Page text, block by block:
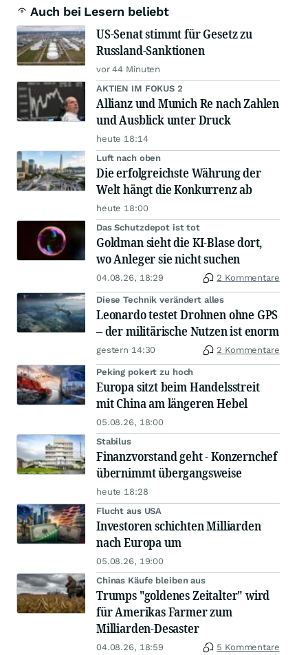
Auch bei Lesern beliebt
US-Senat stimmt für Gesetz zu
Russland-Sanktionen
vor 44 Minuten
AKTIEN IM FOKUS 2
Allianz und Munich Re nach Zahlen
und Ausblick unter Druck
heute 18:14
Luft nach oben
Die erfolgreichste Währung der
Welt hängt die Konkurrenz ab
heute 18:00
Das Schutzdepot ist tot
Goldman sieht die KI-Blase dort,
wo Anleger sie nicht suchen
04.08.26, 18:29 2 Kommentare
Diese Technik verändert alles
Leonardo testet Drohnen ohne GPS
– der militärische Nutzen ist enorm
gestern 14:30 2 Kommentare
Peking pokert zu hoch
Europa sitzt beim Handelsstreit
mit China am längeren Hebel
05.08.26, 18:00
Stabilus
Finanzvorstand geht - Konzernchef
übernimmt übergangsweise
heute 18:28
Flucht aus USA
Investoren schichten Milliarden
nach Europa um
05.08.26, 19:00
Chinas Käufe bleiben aus
Trumps "goldenes Zeitalter" wird
für Amerikas Farmer zum
Milliarden-Desaster
04.08.26, 18:59 5 Kommentare